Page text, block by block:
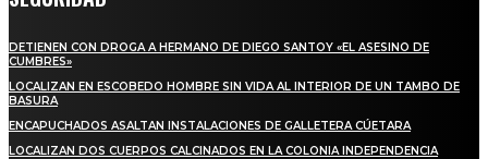
DETIENEN CON DROGA A HERMANO DE DIEGO SANTOY «EL ASESINO DE
CUMBRES»
LOCALIZAN EN ESCOBEDO HOMBRE SIN VIDA AL INTERIOR DE UN TAMBO DE
BASURA
ENCAPUCHADOS ASALTAN INSTALACIONES DE GALLETERA CÚETARA
LOCALIZAN DOS CUERPOS CALCINADOS EN LA COLONIA INDEPENDENCIA